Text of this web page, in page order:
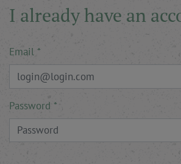
I already have an
Email
Password